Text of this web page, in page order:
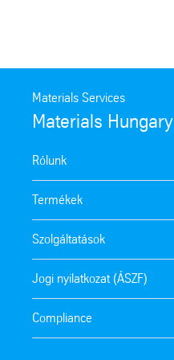
Materials Services
Materials Hungary
Rólunk
Termékek
Szolgáltatások
Jogi nyilatkozat (ÁSZF)
Compliance